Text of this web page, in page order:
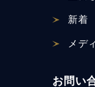
新着
メデ
お問い